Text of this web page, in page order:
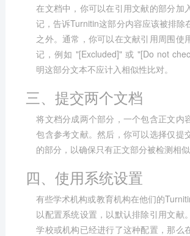
在文档中，你可以在引用文献的部分加
记，告诉Turnitin这部分内容应该被排除
之外。通常，你可以在文献引用周围使
记，例如 "[Excluded]" 或 "[Do not
明这部分文本不应计入相似性比对。
三、提交两个文档
将文档分成两个部分，一个包含正文内
包含参考文献。然后，你可以选择仅提
的部分，以确保只有正文部分被检测相似
四、使用系统设置
有些学术机构或教育机构在他们的
以配置系统设置，以默认排除引用文献
学校或机构已经进行了这种配置，那么